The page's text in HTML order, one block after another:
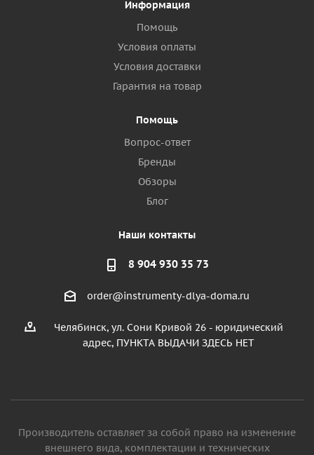
Информация
Помощь
Условия оплаты
Условия доставки
Гарантия на товар
Помощь
Вопрос-ответ
Бренды
Обзоры
Блог
Наши контакты
8 904 930 35 73
order@instrumenty-dlya-doma.ru
Челябинск, ул. Сони Кривой 26 - юридический
адрес, ПУНКТА ВЫДАЧИ ЗДЕСЬ НЕТ
Производитель оставляет за собой право на изменение
внешнего вида, комплектации и технических